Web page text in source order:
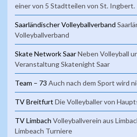
einer von 5 Stadtteilen von St. Ingbert.
Saarländischer Volleyballverband
Volleyballverband
Skate Network SaarNeben Volleyball
Veranstaltung Skatenight Saar
Team – 73 Auch nach dem Sport wird
TV Breitfurt Die Volleyballer von
TV Limbach Volleyballverein aus
Limbeach Turniere